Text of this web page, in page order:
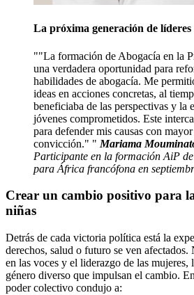
La próxima generación de líderes
"La formación de Abogacía en la
una verdadera oportunidad para
habilidades de abogacía. Me
ideas en acciones concretas, al
beneficiaba de las perspectivas y la
jóvenes comprometidos. Este
para defender mis causas con
convicción."
Mariama
Participante en la formación AiP
para África francófona en
Crear un cambio positivo para
niñas
Detrás de cada victoria política está la
derechos, salud o futuro se ven afectados.
en las voces y el liderazgo de las mujeres,
género diverso que impulsan el cambio.
poder colectivo condujo a: